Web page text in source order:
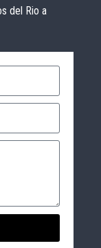
del Rio a